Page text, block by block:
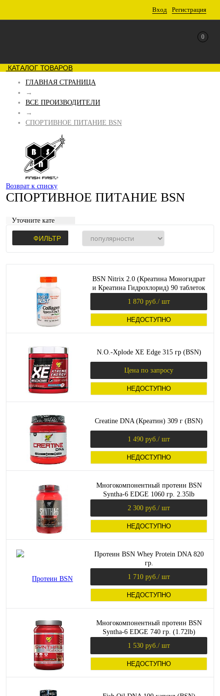
Вход Регистрация
0
КАТАЛОГ ТОВАРОВ
ГЛАВНАЯ СТРАНИЦА
→
ВСЕ ПРОИЗВОДИТЕЛИ
→
СПОРТИВНОЕ ПИТАНИЕ BSN
Возврат к списку
СПОРТИВНОЕ ПИТАНИЕ BSN
Уточните категорию:
ФИЛЬТР
BSN Nitrix 2.0 (Креатина Моногидрат
и Креатина Гидрохлорид) 90 таблеток
1 870 руб. / шт
НЕДОСТУПНО
N.O.-Xplode XE Edge 315 гр (BSN)
Цена по запросу
НЕДОСТУПНО
Creatine DNA (Креатин) 309 г (BSN)
1 490 руб. / шт
НЕДОСТУПНО
Многокомпонентный протеин BSN
Syntha-6 EDGE 1060 гр. 2.35lb
2 300 руб. / шт
НЕДОСТУПНО
Протеин BSN Whey Protein DNA 820
гр.
1 710 руб. / шт
НЕДОСТУПНО
Многокомпонентный протеин BSN
Syntha-6 EDGE 740 гр. (1.72lb)
1 530 руб. / шт
НЕДОСТУПНО